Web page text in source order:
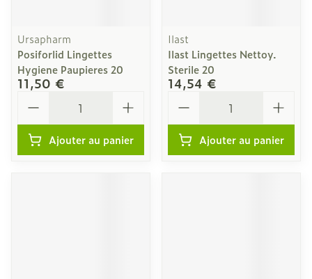
Ursapharm
Posiforlid Lingettes
Hygiene Paupieres 20
11,50 €
Ajouter au panier
Ilast
Ilast Lingettes Nettoy.
Sterile 20
14,54 €
Ajouter au panier